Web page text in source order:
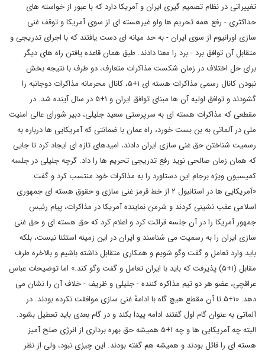
تغییراتی در نظام تصمیم گیری ایران و آمریکا دارد که با عبور از خواسته های
حداکثری - رفع همه تحریم ها ولو غیرهسته ای از سوی آمریکا و توقف غنی
سازی اورانیوم از سوی ایران - به حد میانه ای دست یافتند که با اجرای تدریجی و
متقابل آن توافق برد - برد را معنا دادند. طبق همان قاعده یافتن راه های دیگر
برای حل اختلاف در زمان شکست مذاکرات متعارف، دو طرف با نتیجه بخش
نبودن کانال رسمی مذاکرات هسته ای ۱+۵، کانال محرمانه مذاکرات دوجانبه را
گشودند و توافق اولیه آن ها مبنای توافق ایران و ۱+۵ در سال آینده شد. در
مقطعی که مذاکرات هسته ای به سرپرستی سعید جلیلی، دبیر شورای عالی امنیت
ملی در آلماتی به بن بست خورد، راه عمان با ضمانتی که آمریکایی ها درباره به
رسمیت شناختن حق غنی سازی ایران دادند، امیدهای تازه ای ایجاد کرد تا جایی
که همان زمان صالحی نوید رفع تدریجی تحریم ها را داد. گرچه جلیلی در جلسه
کمیسیون ویژه برجام این دستاورد را به مذاکرات خود منتسب کرد و گفت:
«آمریکایی ها در استانبول ۲ از خط قرمز غنی سازی و حقوق هسته ای جمهوری
اسلامی عقب نشینی کردند و شرمن نماینده آمریکا در مذاکرات، پیام رئیس
جمهور آمریکا را در آن جلسه قرائت کرد و اعلام کرد که حق هسته ای و حق غنی
سازی ایران را به رسمیت می شناسند و ایران در این زمینه استثنا نیست، بلکه
باید وارد تعامل و گفت وگو شویم و همکاری متقابل داشته باشیم و بالاخره طرف
مقابل (۱+۵) پذیرفت که باید با ایران تعامل و گفت وگو کند.» اما توضیحات عباس
عراقچی، عضو هر دو تیم مذاکره کننده - جلیلی و ظریف - خلاف آن را نشان می
دهد: «۱+۵ تا آن مقطع هیچ گاه با ادامهٔ غنی سازی موافقت نکرده بودند. در
آلماتی به عنوان گام اول گفتند ادامه پیدا بکند و در گام بعدی باید تعطیل بشود.
البته چه آمریکایی ها و چه ۱+۵ همیشه حق بهره برداری از انرژی صلح آمیز
هسته ای را قائل بودند و همیشه هم گفته بودند. این چیزی نبود، ولی از نظر